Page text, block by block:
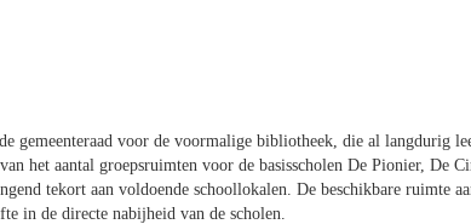
gemeenteraad voor de voormalige bibliotheek, die al langdurig
het aantal groepsruimten voor de basisscholen De Pionier, De
tekort aan voldoende schoollokalen. De beschikbare ruimte
in de directe nabijheid van de scholen.